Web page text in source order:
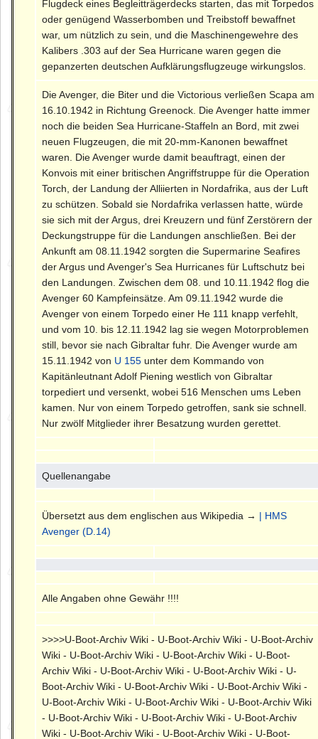
Flugdeck eines Begleitträgerdecks starten, das mit Torpedos
oder genügend Wasserbomben und Treibstoff bewaffnet
war, um nützlich zu sein, und die Maschinengewehre des
Kalibers .303 auf der Sea Hurricane waren gegen die
gepanzerten deutschen Aufklärungsflugzeuge wirkungslos.
Die Avenger, die Biter und die Victorious verließen Scapa am
16.10.1942 in Richtung Greenock. Die Avenger hatte immer
noch die beiden Sea Hurricane-Staffeln an Bord, mit zwei
neuen Flugzeugen, die mit 20-mm-Kanonen bewaffnet
waren. Die Avenger wurde damit beauftragt, einen der
Konvois mit einer britischen Angriffstruppe für die Operation
Torch, der Landung der Alliierten in Nordafrika, aus der Luft
zu schützen. Sobald sie Nordafrika verlassen hatte, würde
sie sich mit der Argus, drei Kreuzern und fünf Zerstörern der
Deckungstruppe für die Landungen anschließen. Bei der
Ankunft am 08.11.1942 sorgten die Supermarine Seafires
der Argus und Avenger's Sea Hurricanes für Luftschutz bei
den Landungen. Zwischen dem 08. und 10.11.1942 flog die
Avenger 60 Kampfeinsätze. Am 09.11.1942 wurde die
Avenger von einem Torpedo einer He 111 knapp verfehlt,
und vom 10. bis 12.11.1942 lag sie wegen Motorproblemen
still, bevor sie nach Gibraltar fuhr. Die Avenger wurde am
15.11.1942 von U 155 unter dem Kommando von
Kapitänleutnant Adolf Piening westlich von Gibraltar
torpediert und versenkt, wobei 516 Menschen ums Leben
kamen. Nur von einem Torpedo getroffen, sank sie schnell.
Nur zwölf Mitglieder ihrer Besatzung wurden gerettet.
Quellenangabe
Übersetzt aus dem englischen aus Wikipedia → | HMS
Avenger (D.14)
Alle Angaben ohne Gewähr !!!!
>>>>U-Boot-Archiv Wiki - U-Boot-Archiv Wiki - U-Boot-Archiv
Wiki - U-Boot-Archiv Wiki - U-Boot-Archiv Wiki - U-Boot-
Archiv Wiki - U-Boot-Archiv Wiki - U-Boot-Archiv Wiki - U-
Boot-Archiv Wiki - U-Boot-Archiv Wiki - U-Boot-Archiv Wiki -
U-Boot-Archiv Wiki - U-Boot-Archiv Wiki - U-Boot-Archiv Wiki
- U-Boot-Archiv Wiki - U-Boot-Archiv Wiki - U-Boot-Archiv
Wiki - U-Boot-Archiv Wiki - U-Boot-Archiv Wiki - U-Boot-